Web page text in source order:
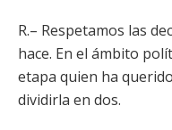
R.– Respetamos las
hace. En el ámbito
etapa quien ha
dividirla en dos.